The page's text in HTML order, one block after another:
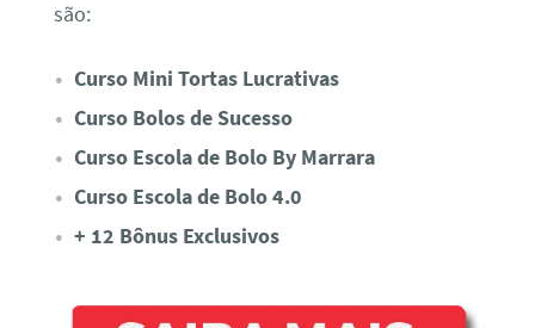
são:
Curso Mini Tortas Lucrativas
Curso Bolos de Sucesso
Curso Escola de Bolo By Marrara
Curso Escola de Bolo 4.0
+ 12 Bônus Exclusivos